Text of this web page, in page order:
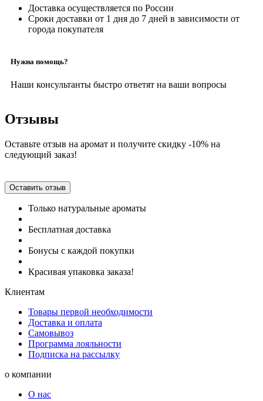
Доставка осуществляется по России
Сроки доставки от 1 дня до 7 дней в зависимости от
города покупателя
Нужна помощь?
Наши консультанты быстро ответят на ваши вопросы
Отзывы
Оставьте отзыв на аромат и получите скидку -10% на
следующий заказ!
Оставить отзыв
Только натуральные ароматы
Бесплатная доставка
Бонусы с каждой покупки
Красивая упаковка заказа!
Клиентам
Товары первой необходимости
Доставка и оплата
Самовывоз
Программа лояльности
Подписка на рассылку
о компании
О нас